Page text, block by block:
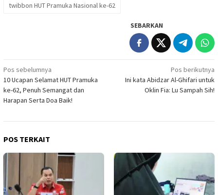
twibbon HUT Pramuka Nasional ke-62
SEBARKAN
Navigasi
pos
Pos sebelumnya
10 Ucapan Selamat HUT Pramuka
ke-62, Penuh Semangat dan
Harapan Serta Doa Baik!
Pos berikutnya
Ini kata Abidzar Al-Ghifari untuk
Oklin Fia: Lu Sampah Sih!
POS TERKAIT